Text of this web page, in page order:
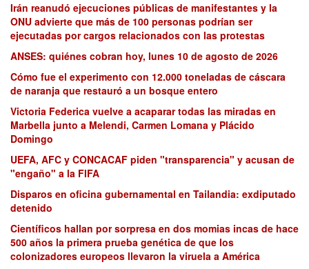
Irán reanudó ejecuciones públicas de manifestantes y la
ONU advierte que más de 100 personas podrían ser
ejecutadas por cargos relacionados con las protestas
ANSES: quiénes cobran hoy, lunes 10 de agosto de 2026
Cómo fue el experimento con 12.000 toneladas de cáscara
de naranja que restauró a un bosque entero
Victoria Federica vuelve a acaparar todas las miradas en
Marbella junto a Melendi, Carmen Lomana y Plácido
Domingo
UEFA, AFC y CONCACAF piden "transparencia" y acusan de
"engaño" a la FIFA
Disparos en oficina gubernamental en Tailandia: exdiputado
detenido
Científicos hallan por sorpresa en dos momias incas de hace
500 años la primera prueba genética de que los
colonizadores europeos llevaron la viruela a América